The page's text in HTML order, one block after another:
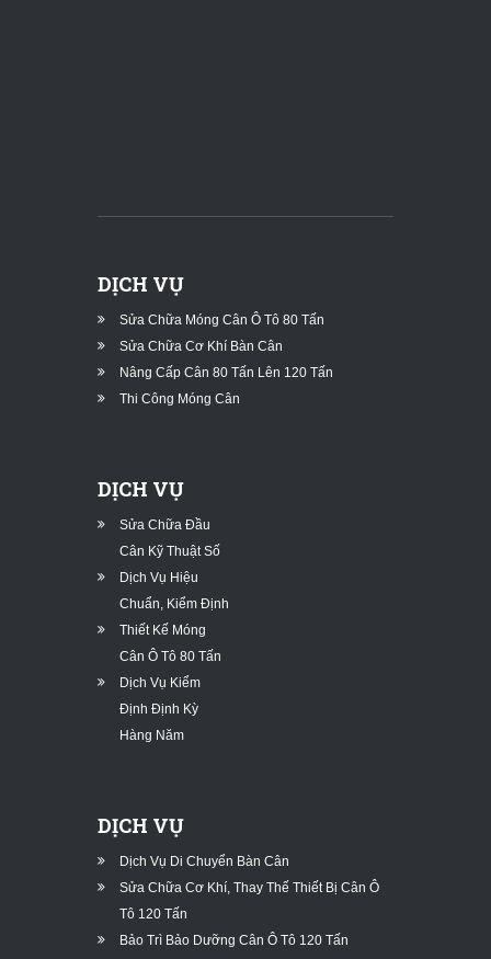
DỊCH VỤ
Sửa Chữa Móng Cân Ô Tô 80 Tấn
Sửa Chữa Cơ Khí Bàn Cân
Nâng Cấp Cân 80 Tấn Lên 120 Tấn
Thi Công Móng Cân
DỊCH VỤ
Sửa Chữa Đầu
Cân Kỹ Thuật Số
Dịch Vụ Hiệu
Chuẩn, Kiểm Định
Thiết Kế Móng
Cân Ô Tô 80 Tấn
Dịch Vụ Kiểm
Định Định Kỳ
Hàng Năm
DỊCH VỤ
Dịch Vụ Di Chuyển Bàn Cân
Sửa Chữa Cơ Khí, Thay Thế Thiết Bị Cân Ô
Tô 120 Tấn
Bảo Trì Bảo Dưỡng Cân Ô Tô 120 Tấn